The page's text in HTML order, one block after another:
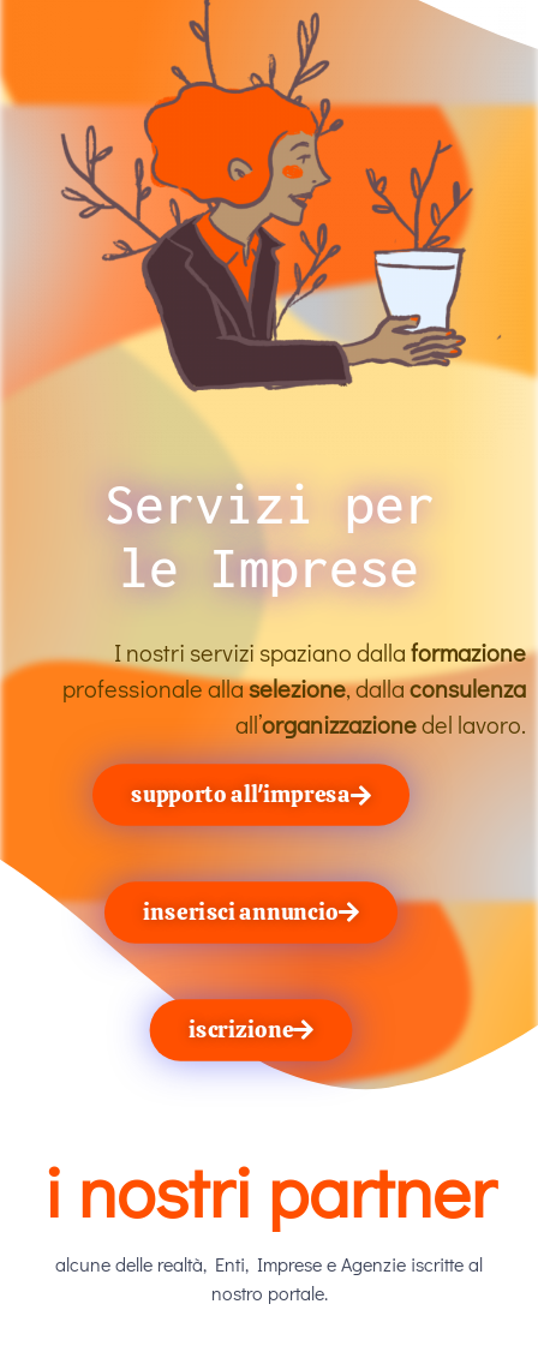
Servizi per
le Imprese
I nostri servizi spaziano dallaformazione
professionale allaselezione, dallaconsulenza
all’organizzazionedel lavoro.
supporto all'impresa
inserisci annuncio
iscrizione
i nostri partner
alcune delle realtà, Enti, Imprese e Agenzie iscritte al
nostro portale.